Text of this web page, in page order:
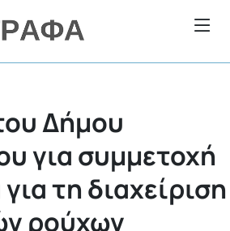
Δήμου
για συμμετοχή
τη διαχείριση
ρούχων